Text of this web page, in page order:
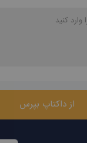
از داکتاپ بپرس